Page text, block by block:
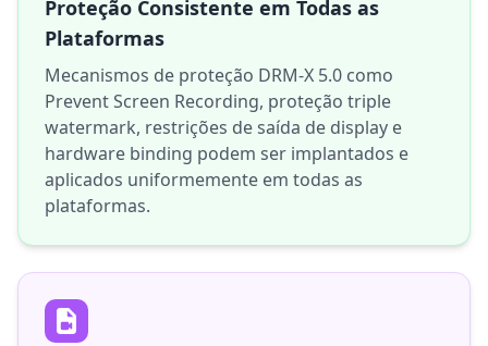
Proteção Consistente em Todas as
Plataformas
Mecanismos de proteção DRM-X 5.0 como
Prevent Screen Recording, proteção triple
watermark, restrições de saída de display e
hardware binding podem ser implantados e
aplicados uniformemente em todas as
plataformas.